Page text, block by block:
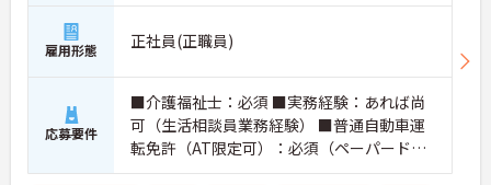
【経験を積むほど、キャリアと収入が伸びていく】
・実務者研修や介護福祉士などの資格手当を支給し
ており努力と専門性が毎月の収入に直結します
・年齢による給与減額を廃止し75歳までの再雇用制
度を整えているため生涯現役で活躍し続けられます
雇用形態 正社員(正職員)
応募要件
■介護福祉士：必須 ■実務経験：あれば尚
可（生活相談員業務経験） ■普通自動車運
転免許（AT限定可）：必須（ペーパードラ
イバー不可）